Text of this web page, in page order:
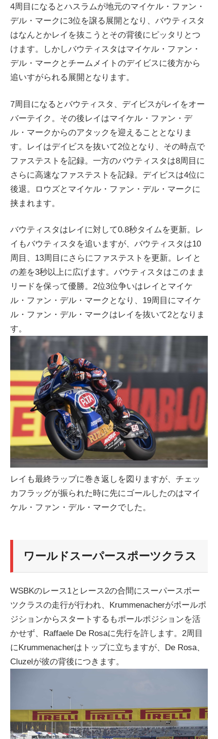
4周目になるとハスラムが地元のマイケル・ファン・
デル・マークに3位を譲る展開となり、バウティスタ
はなんとかレイを抜こうとその背後にピッタリとつ
けます。しかしバウティスタはマイケル・ファン・
デル・マークとチームメイトのデイビスに後方から
追いすがられる展開となります。
7周目になるとバウティスタ、デイビスがレイをオー
バーテイク。その後レイはマイケル・ファン・デ
ル・マークからのアタックを迎えることとなりま
す。レイはデイビスを抜いて2位となり、その時点で
ファステストを記録。一方のバウティスタは8周目に
さらに高速なファステストを記録。デイビスは4位に
後退。ロウズとマイケル・ファン・デル・マークに
挟まれます。
バウティスタはレイに対して0.8秒タイムを更新。レ
イもバウティスタを追いますが、バウティスタは10
周目、13周目にさらにファステストを更新。レイと
の差を3秒以上に広げます。バウティスタはこのまま
リードを保って優勝。2位3位争いはレイとマイケ
ル・ファン・デル・マークとなり、19周目にマイケ
ル・ファン・デル・マークはレイを抜いて2となりま
す。
レイも最終ラップに巻き返しを図りますが、チェッ
カフラッグが振られた時に先にゴールしたのはマイ
ケル・ファン・デル・マークでした。
ワールドスーパースポーツクラス
WSBKのレース1とレース2の合間にスーパースポー
ツクラスの走行が行われ、Krummenacherがポールポ
ジションからスタートするもポールポジションを活
かせず、Raffaele De Rosaに先行を許します。2周目
にKrummenacherはトップに立ちますが、De Rosa、
Cluzelが彼の背後につきます。